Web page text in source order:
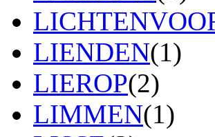
LIENDEN(1)
LIEROP(2)
LIMMEN(1)